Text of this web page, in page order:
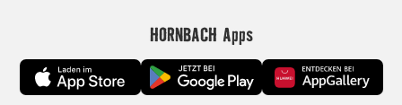
HORNBACH Apps